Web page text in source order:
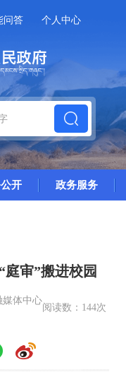
问答 个人中心
开 政务服务
庭审”搬进校园
媒体中心
阅读数： 144次